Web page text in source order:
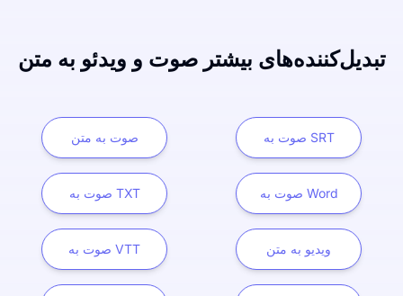
تبدیل‌کننده‌های بیشتر صوت و ویدئو به متن
صوت به متن صوت به SRT
صوت به TXT صوت به Word
صوت به VTT ویدیو به متن